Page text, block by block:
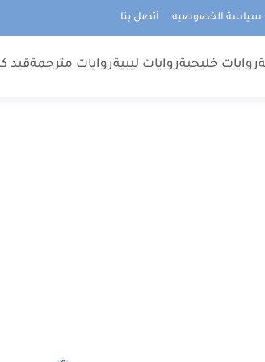
سياسة الخصوصيه أتصل بنا
روايات خليجيةروايات ليبيةروايات مترجمةقيد